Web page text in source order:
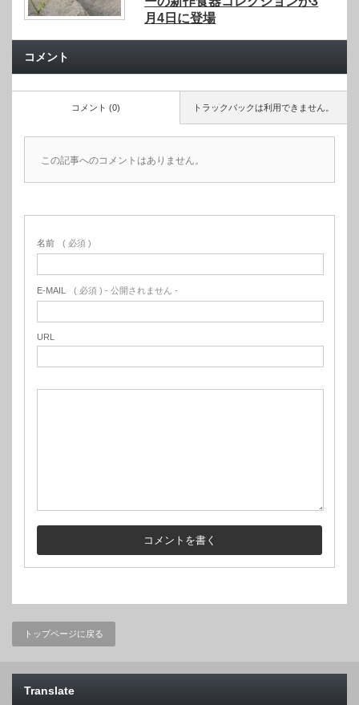
月4日に登場
コメント
トラックバックは利用できません。
コメント (0)
この記事へのコメントはありません。
名前 ( 必須 )
E-MAIL ( 必須 ) - 公開されません -
URL
トップページに戻る
Translate